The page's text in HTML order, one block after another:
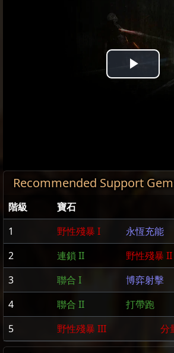
Play
Recommended Support
階級
寶石
1
野性殘暴 I 永恆充能
2
連鎖 II 野性殘暴 II
3
聯合 I 博弈射擊
4
聯合 II 打帶跑
5
野性殘暴 III 分